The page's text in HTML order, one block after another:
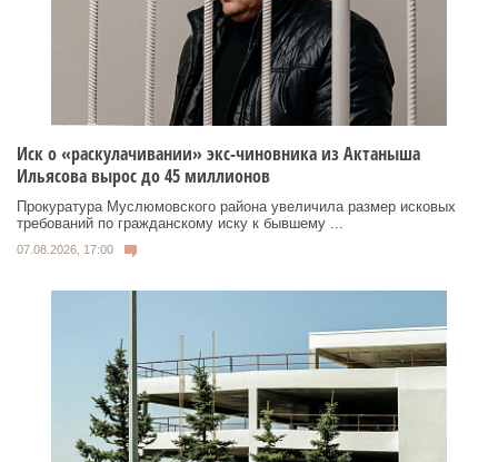
Иск о «раскулачивании» экс-чиновника из Актаныша
Ильясова вырос до 45 миллионов
Прокуратура Муслюмовского района увеличила размер исковых
требований по гражданскому иску к бывшему ...
07.08.2026, 17:00